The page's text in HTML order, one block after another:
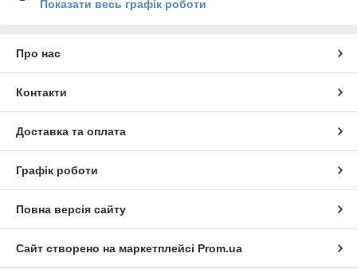
Показати весь графік роботи
Про нас
Контакти
Доставка та оплата
Графік роботи
Повна версія сайту
Сайт створено на маркетплейсі Prom.ua